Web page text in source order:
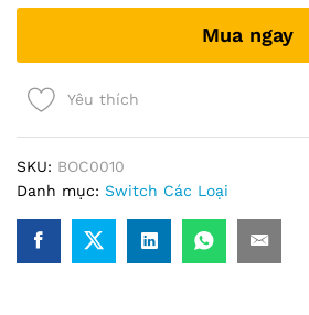
(Không
cấp
nguồn)
quantity
Mua ngay
Yêu thích
SKU: BOC0010
Danh mục: Switch Các Loại